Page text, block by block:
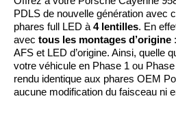
PDLS de nouvelle génération avec
phares full LED à 4 lentilles. En
avec tous les montages d’origine
AFS et LED d’origine. Ainsi, quelle
votre véhicule en Phase 1 ou
rendu identique aux phares OEM
aucune modification du faisceau ni